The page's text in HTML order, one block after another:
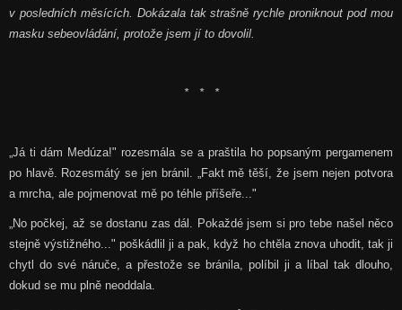
v posledních měsících. Dokázala tak strašně rychle proniknout pod mou
masku sebeovládání, protože jsem jí to dovolil.
* * *
„Já ti dám Medúza!" rozesmála se a praštila ho popsaným pergamenem
po hlavě. Rozesmátý se jen bránil. „Fakt mě těší, že jsem nejen potvora
a mrcha, ale pojmenovat mě po téhle příšeře..."
„No počkej, až se dostanu zas dál. Pokaždé jsem si pro tebe našel něco
stejně výstižného..." poškádlil ji a pak, když ho chtěla znova uhodit, tak ji
chytl do své náruče, a přestože se bránila, políbil ji a líbal tak dlouho,
dokud se mu plně neoddala.